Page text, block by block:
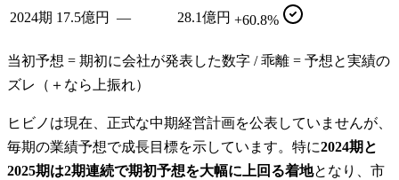
2024期 17.5億円 — 28.1億円 +60.8%
当初予想 = 期初に会社が発表した数字 / 乖離 = 予想と実績の
ズレ（＋なら上振れ）
ヒビノは現在、正式な中期経営計画を公表していませんが、
毎期の業績予想で成長目標を示しています。特に2024期と
2025期は2期連続で期初予想を大幅に上回る着地となり、市